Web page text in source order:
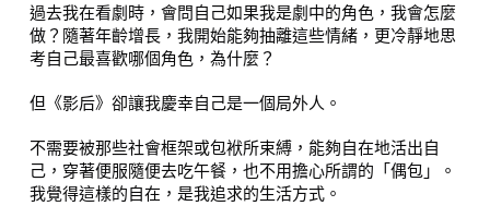
過去我在看劇時，會問自己如果我是劇中的角色，我會怎麼
做？隨著年齡增長，我開始能夠抽離這些情緒，更冷靜地思
考自己最喜歡哪個角色，為什麼？
但《影后》卻讓我慶幸自己是一個局外人。
不需要被那些社會框架或包袱所束縛，能夠自在地活出自
己，穿著便服隨便去吃午餐，也不用擔心所謂的「偶包」。
我覺得這樣的自在，是我追求的生活方式。